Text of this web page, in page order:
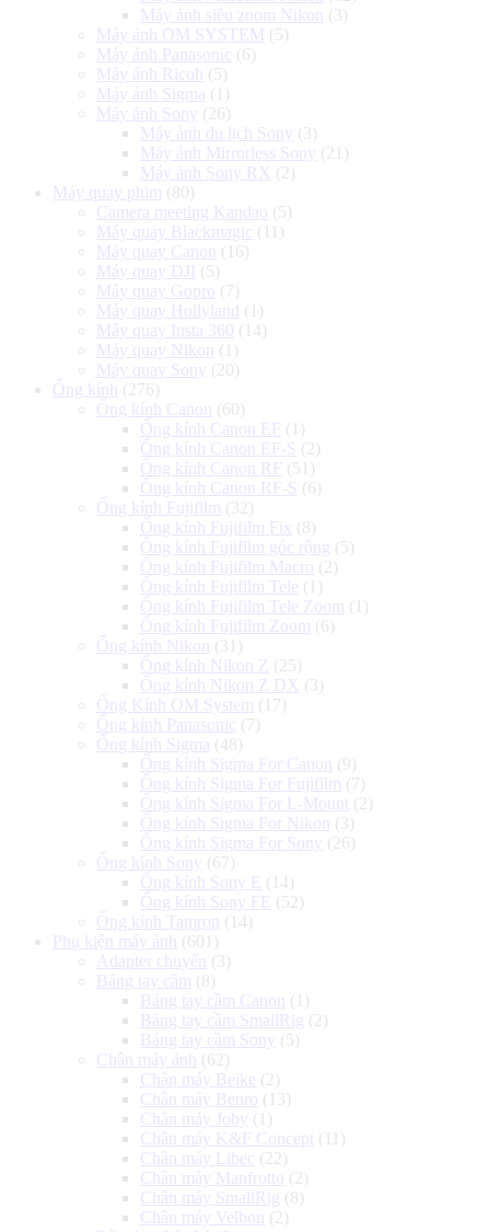
Máy ảnh siêu zoom Nikon
(3)
Máy ảnh OM SYSTEM (5)
Máy ảnh Panasonic (6)
Máy ảnh Ricoh
(5)
Máy ảnh Sigma (1)
Máy ảnh Sony (26)
Máy ảnh du lịch Sony (3)
Máy ảnh Mirrorless Sony (21)
Máy ảnh Sony RX (2)
Máy quay phim (80)
Camera meeting Kandao (5)
Máy quay Blackmagic (11)
Máy quay Canon
(16)
Máy quay DJI (5)
Máy quay Gopro (7)
Máy quay Hollyland
(1)
Máy quay Insta 360 (14)
Máy quay Nikon
(1)
Máy quay Sony (20)
Ống kính
(276)
Ống kính Canon
(60)
Ống kính Canon EF
(1)
Ống kính Canon EF-S (2)
Ống kính Canon RF
(51)
Ống kính Canon RF-S (6)
Ống kính Fujifilm (32)
Ống kính Fujifilm Fix (8)
Ống kính Fujifilm góc rộng (5)
Ống kính Fujifilm Macro (2)
Ống kính Fujifilm Tele (1)
Ống kính Fujifilm Tele Zoom (1)
Ống kính Fujifilm Zoom (6)
Ống kính Nikon
(31)
Ống kính Nikon Z (25)
Ống kính Nikon Z DX (3)
Ống Kính OM System (17)
Ống kính Panasonic (7)
Ống kính Sigma (48)
Ống kính Sigma For Canon
(9)
Ống kính Sigma For Fujifilm (7)
Ống kính Sigma For L-Mount (2)
Ống kính Sigma For Nikon
(3)
Ống kính Sigma For Sony (26)
Ống kính Sony (67)
Ống kính Sony E
(14)
Ống kính Sony FE
(52)
Ống kính Tamron
(14)
Phụ kiện máy ảnh
(601)
Adapter chuyển
(3)
Báng tay cầm (8)
Báng tay cầm Canon
(1)
Báng tay cầm SmallRig (2)
Báng tay cầm Sony (5)
Chân máy ảnh
(62)
Chân máy Beike (2)
Chân máy Benro (13)
Chân máy Joby (1)
Chân máy K&F Concept (11)
Chân máy Libec (22)
Chân máy Manfrotto (2)
Chân máy SmallRig (8)
Chân máy Velbon
(2)